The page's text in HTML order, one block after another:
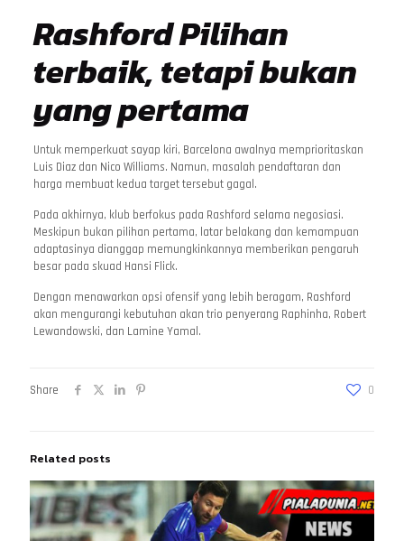
Rashford Pilihan
terbaik, tetapi bukan
yang pertama
Untuk memperkuat sayap kiri, Barcelona awalnya memprioritaskan
Luis Diaz dan Nico Williams. Namun, masalah pendaftaran dan
harga membuat kedua target tersebut gagal.
Pada akhirnya, klub berfokus pada Rashford selama negosiasi.
Meskipun bukan pilihan pertama, latar belakang dan kemampuan
adaptasinya dianggap memungkinkannya memberikan pengaruh
besar pada skuad Hansi Flick.
Dengan menawarkan opsi ofensif yang lebih beragam, Rashford
akan mengurangi kebutuhan akan trio penyerang Raphinha, Robert
Lewandowski, dan Lamine Yamal.
Share 0
Related posts